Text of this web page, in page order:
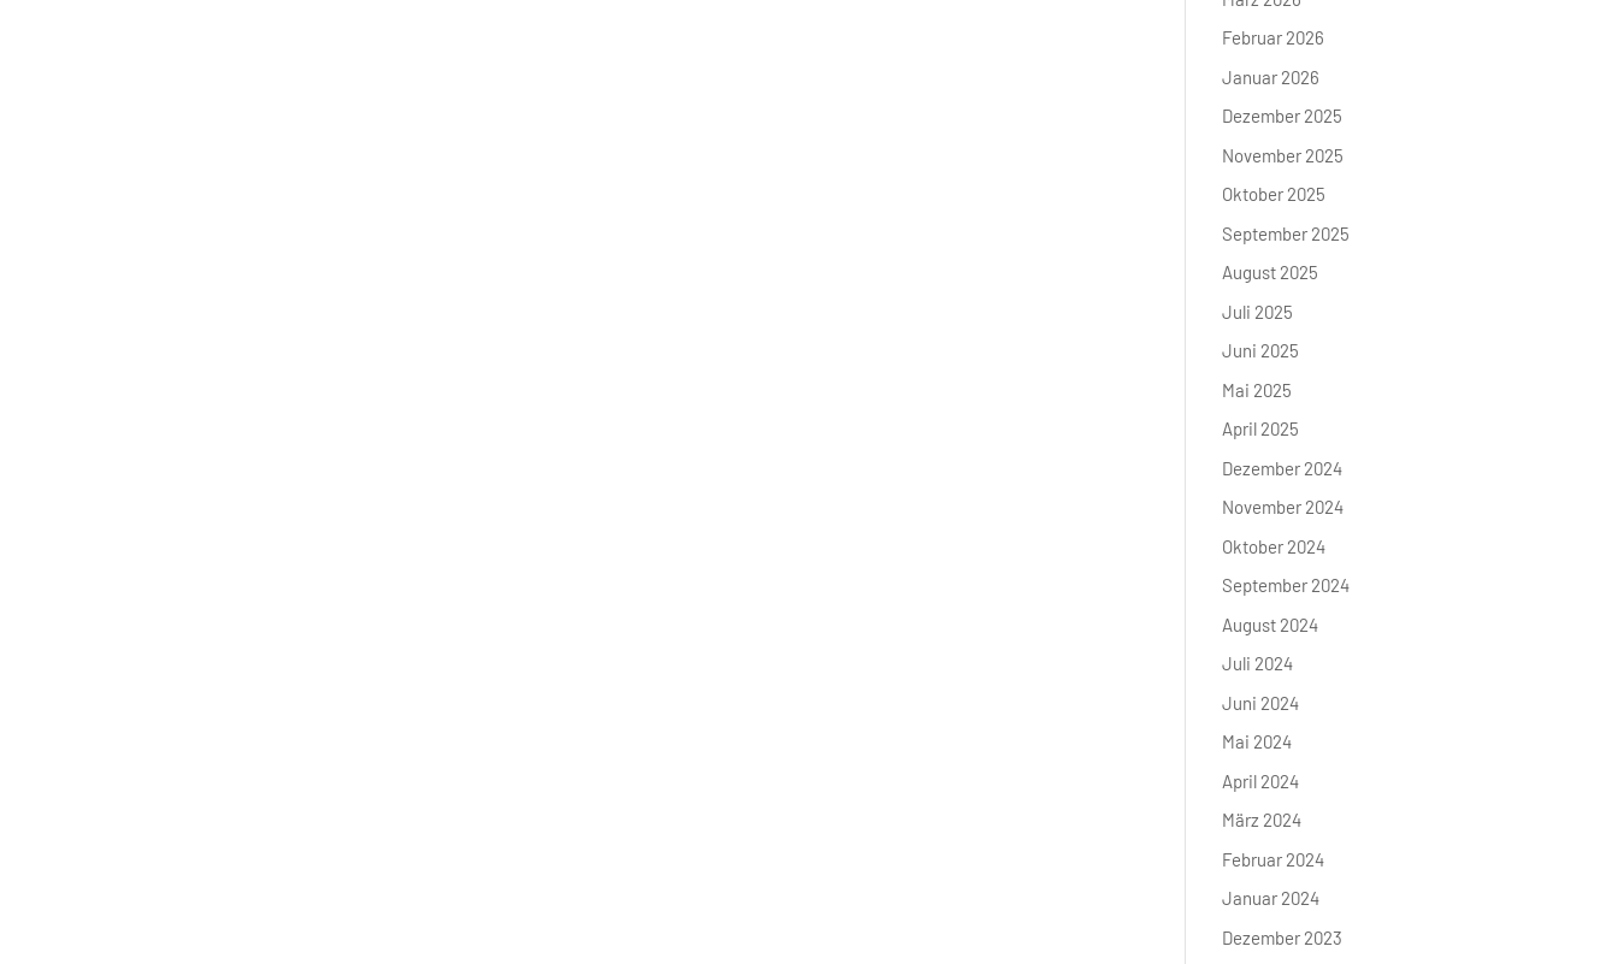
Februar 2026
Januar 2026
Dezember 2025
November 2025
Oktober 2025
September 2025
August 2025
Juli 2025
Juni 2025
Mai 2025
April 2025
Dezember 2024
November 2024
Oktober 2024
September 2024
August 2024
Juli 2024
Juni 2024
Mai 2024
April 2024
März 2024
Februar 2024
Januar 2024
Dezember 2023